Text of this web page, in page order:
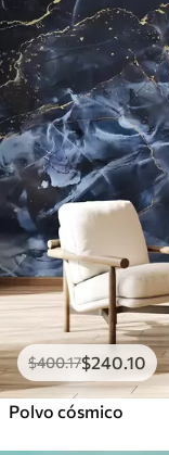
$400.17$240.10
Polvo cósmico